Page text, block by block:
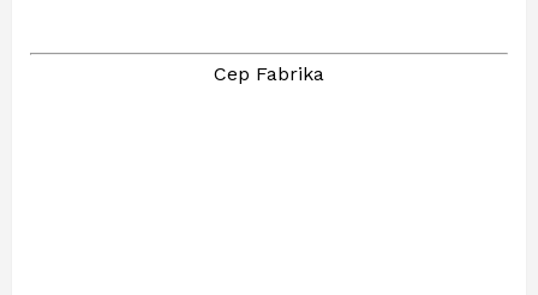
Cep Fabrika